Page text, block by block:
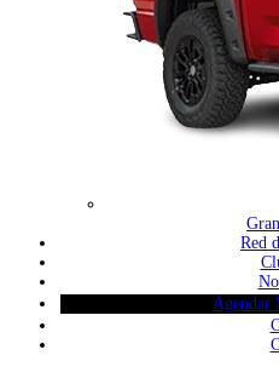
Red
Agendar